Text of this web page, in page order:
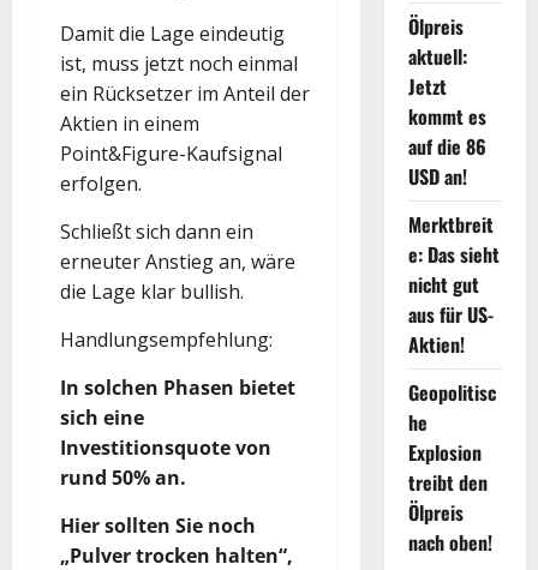
Damit die Lage eindeutig
ist, muss jetzt noch einmal
ein Rücksetzer im Anteil der
Aktien in einem
Point&Figure-Kaufsignal
erfolgen.
Schließt sich dann ein
erneuter Anstieg an, wäre
die Lage klar bullish.
Handlungsempfehlung:
In solchen Phasen bietet
sich eine
Investitionsquote von
rund 50% an.
Hier sollten Sie noch
„Pulver trocken halten“,
Ölpreis
aktuell:
Jetzt
kommt es
auf die 86
USD an!
Merktbreit
e: Das sieht
nicht gut
aus für US-
Aktien!
Geopolitisc
he
Explosion
treibt den
Ölpreis
nach oben!